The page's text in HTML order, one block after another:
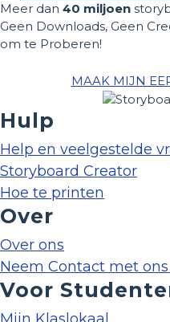
Meer dan 40 miljoen
Geen Downloads, Geen
om te Proberen!
MAAK MIJN
Hulp
Help en veelgestelde
Storyboard Creator
Hoe te printen
Over
Over ons
Neem Contact met
Voor